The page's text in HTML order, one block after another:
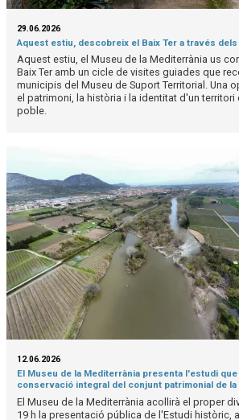
29.06.2026
Aquest estiu, descobreix el Baix Ter a través
Aquest estiu, el Museu de la Mediterrània us
Baix Ter amb un cicle de visites guiades que
municipis del Museu de Suport Territorial. Una
el patrimoni, la història i la identitat d'un
poble.
12.06.2026
El Museu de la Mediterrània presenta l'estudi
conservació integral del conjunt patrimonial de
El Museu de la Mediterrània acollirà el proper
19 h la presentació pública de l'Estudi històric,